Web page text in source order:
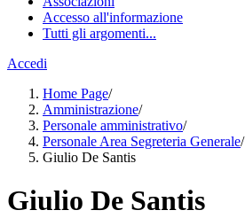
Accesso all'informazione
Tutti gli argomenti...
Accedi
Home Page/
Amministrazione/
Personale amministrativo/
Personale Area Segreteria Generale/
Giulio De Santis
Giulio De Santis